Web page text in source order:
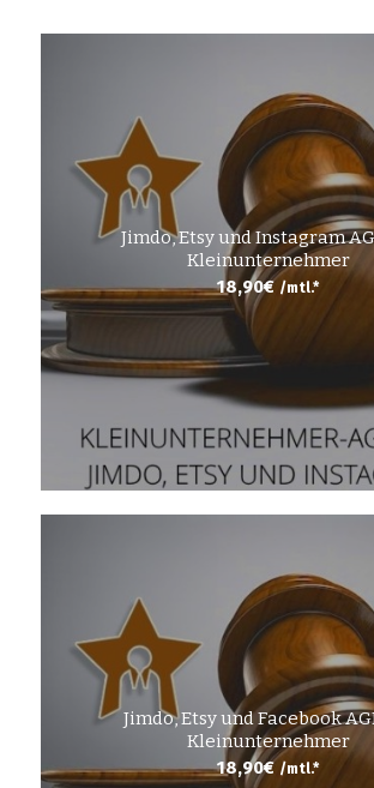
Jimdo, Etsy und Instagram
Kleinunternehmer
18,90€ /mtl.*
Jimdo, Etsy und Facebook
Kleinunternehmer
18,90€ /mtl.*